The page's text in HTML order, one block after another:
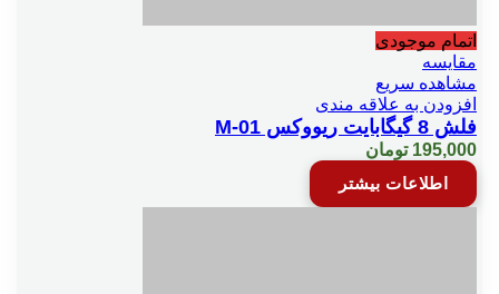
اتمام موجودی
مقایسه
مشاهده سریع
افزودن به علاقه مندی
فلش 8 گیگابایت ریووکس M-01
195,000 تومان
اطلاعات بیشتر